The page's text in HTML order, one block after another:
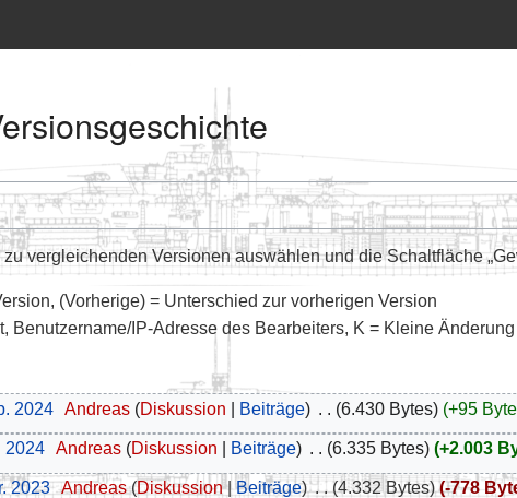
vergleichenden Versionen auswählen und die Schaltfläche
(Vorherige) = Unterschied zur vorherigen Version
Benutzername/IP-Adresse des Bearbeiters, K = Kleine Änderung
2024‎ Andreas Diskussion Beiträge 6.430 Bytes +95
2024‎ Andreas Diskussion Beiträge 6.335 Bytes +2.003
2023‎ Andreas Diskussion Beiträge ‎ 4.332 Bytes -778